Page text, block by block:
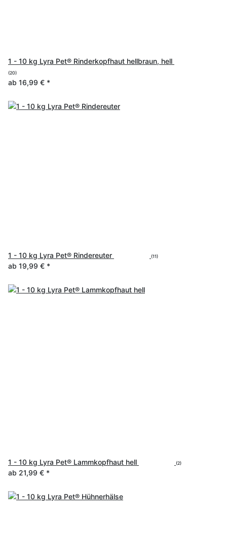
1 - 10 kg Lyra Pet® Rinderkopfhaut hellbraun, hell
(20)
ab 16,99 € *
1 - 10 kg Lyra Pet® Rindereuter (11)
ab 19,99 € *
1 - 10 kg Lyra Pet® Lammkopfhaut hell (2)
ab 21,99 € *